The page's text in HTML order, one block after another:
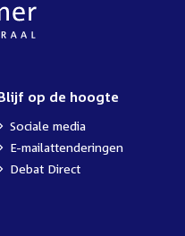
op de hoogte
Sociale media
E-mailattenderingen
Debat Direct